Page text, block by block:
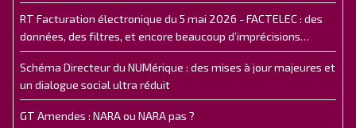
RT Facturation électronique du 5 mai 2026 - FACTELEC : des
données, des filtres, et encore beaucoup d’imprécisions…
Schéma Directeur du NUMérique : des mises à jour majeures et
un dialogue social ultra réduit
GT Amendes : NARA ou NARA pas ?